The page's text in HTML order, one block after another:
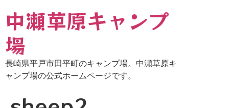
中瀬草原キャンプ
場
長崎県平戸市田平町のキャンプ場。中瀬草原キ
ャンプ場の公式ホームページです。